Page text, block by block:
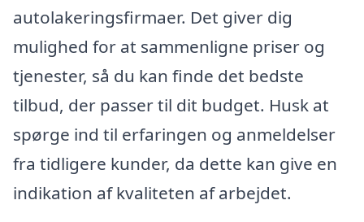
autolakeringsfirmaer. Det giver dig
mulighed for at sammenligne priser og
tjenester, så du kan finde det bedste
tilbud, der passer til dit budget. Husk at
spørge ind til erfaringen og anmeldelser
fra tidligere kunder, da dette kan give en
indikation af kvaliteten af arbejdet.